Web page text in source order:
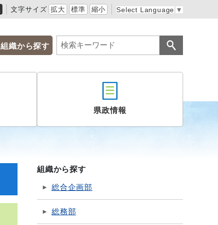
文字サイズ 拡大 標準 縮小 Select Language ▼
組織から探す
県政情報
組織から探す
総合企画部
総務部